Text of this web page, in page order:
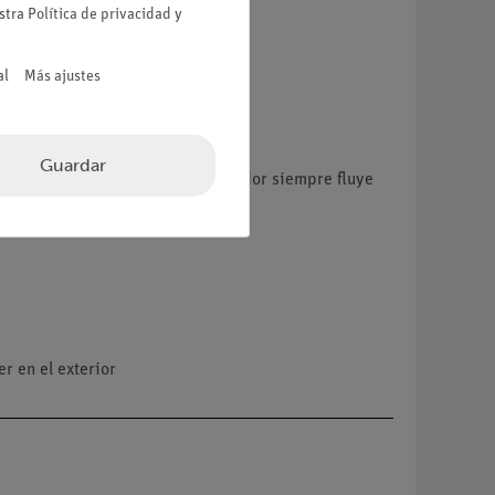
exterior del puente rectificador siempre fluye
en el exterior
Política de privacidad y
Más ajustes
Guardar